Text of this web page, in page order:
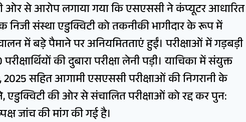
ओर से आरोप लगाया गया कि एसएससी ने कंप्यूटर आधारित
संस्था एडुक्विटी को तकनीकी भागीदार के रूप में
में बड़े पैमाने पर अनियमितताएं हुईं। परीक्षाओं में गड़बड़ी
की दुबारा परीक्षा लेनी पड़ी। याचिका में संयुक्त
2025 सहित आगामी एसएससी परीक्षाओं की निगरानी के
की ओर से संचालित परीक्षाओं को रद्द कर पुन:
जांच की मांग की गई है।